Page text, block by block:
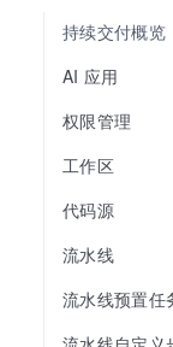
持续交付概览
AI 应用
权限管理
工作区
代码源
流水线
流水线预置任